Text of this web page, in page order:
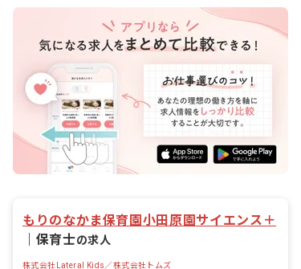
もりのなかま保育園小田原園サイエンス＋
保育士の求人
株式会社Lateral Kids／株式会社トムズ